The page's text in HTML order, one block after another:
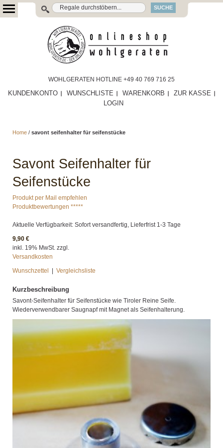
SUCHE
WOHLGERATEN HOTLINE +49 40 769 716 25
KUNDENKONTO WUNSCHLISTE WARENKORB
ZUR KASSE
LOGIN
Home / savont seifenhalter für seifenstücke
Savont Seifenhalter für
Seifenstücke
Produkt per Mail empfehlen
Produktbewertungen *****
Aktuelle Verfügbarkeit: Sofort versandfertig, Lieferfrist 1-3 Tage
9,90 €
inkl. 19% MwSt. zzgl.
Versandkosten
Wunschzettel
Vergleichsliste
Kurzbeschreibung
Savont-Seifenhalter für Seifenstücke wie Tiroler Reine Seife.
Wiederverwendbarer Saugnapf mit Magnet als Seifenhalterung.